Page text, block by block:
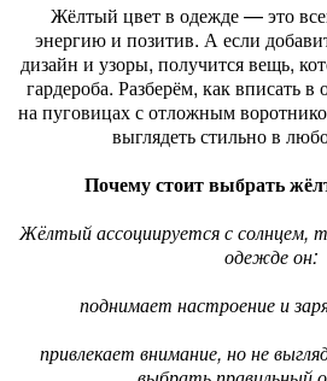
Жёлтый цвет в одежде — это
энергию и позитив. А если
дизайн и узоры, получится вещь,
гардероба. Разберём, как вписать
на пуговицах с отложным
выглядеть стильно в
Почему стоит выбрать
Жёлтый ассоциируется с солнцем,
одежде он:
поднимает настроение и
привлекает внимание, но не